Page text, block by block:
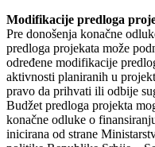
Modifikacije predloga
Pre donošenja konačne
predloga projekata može
određene modifikacije
aktivnosti planiranih u
pravo da prihvati ili odbije
Budžet predloga projekta
konačne odluke o
inicirana od strane